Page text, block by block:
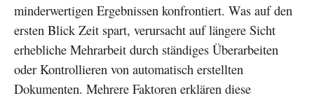
minderwertigen Ergebnissen konfrontiert. Was auf den
ersten Blick Zeit spart, verursacht auf längere Sicht
erhebliche Mehrarbeit durch ständiges Überarbeiten
oder Kontrollieren von automatisch erstellten
Dokumenten. Mehrere Faktoren erklären diese